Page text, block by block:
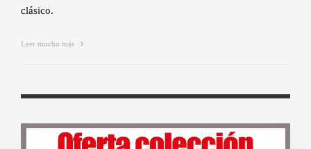
clásico.
Leer mucho más